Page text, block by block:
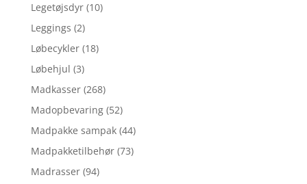
Legetøjsdyr (10)
Leggings (2)
Løbecykler (18)
Løbehjul (3)
Madkasser (268)
Madopbevaring (52)
Madpakke sampak (44)
Madpakketilbehør (73)
Madrasser (94)